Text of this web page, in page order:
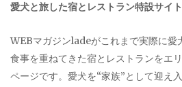
愛犬と旅した宿とレストラン特設サイト
WEBマガジンladeがこれまで実際に愛
食事を重ねてきた宿とレストランをエ
ページです。愛犬を“家族”として迎え